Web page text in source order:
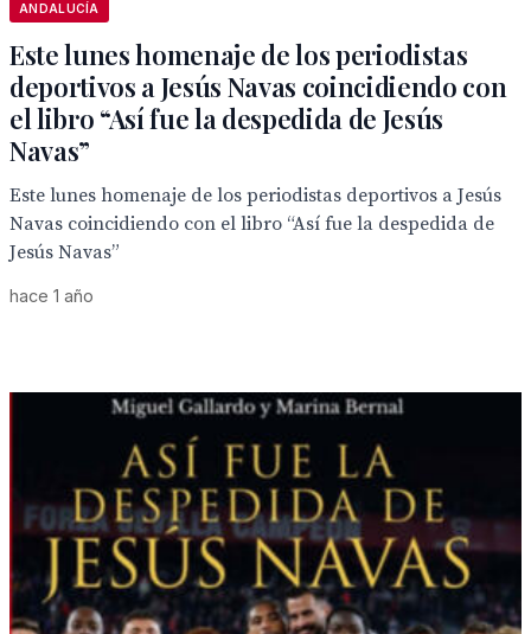
ANDALUCÍA
Este lunes homenaje de los periodistas
deportivos a Jesús Navas coincidiendo con
el libro “Así fue la despedida de Jesús
Navas”
Este lunes homenaje de los periodistas deportivos a Jesús
Navas coincidiendo con el libro “Así fue la despedida de
Jesús Navas”
hace 1 año